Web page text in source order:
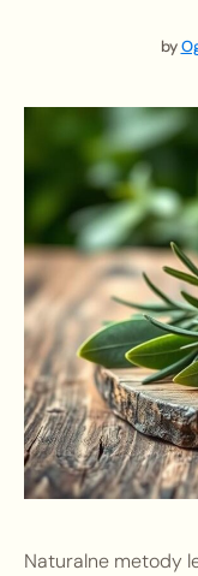
by
Naturalne metody